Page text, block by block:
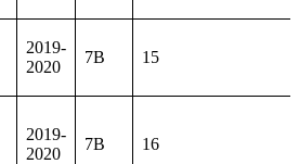
2019-
2020
7B 15
2019-
2020
7B 16